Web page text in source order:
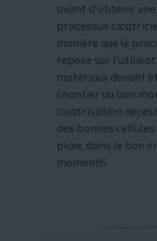
avant d’obtenir
processus
manière que le
repose sur
matériaux devant
chantier au bon
cicatrisation
des bonnes
plaie, dans le bon
moment6.